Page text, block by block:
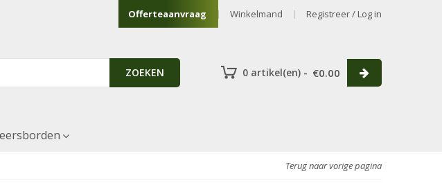
Offerteaanvraag Winkelmand Registreer / Log in
ZOEKEN 0 artikel(en) - €0.00
Terug naar vorige pagina